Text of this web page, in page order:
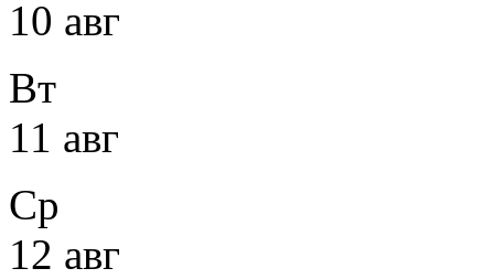
10 авг
Вт
11 авг
Ср
12 авг